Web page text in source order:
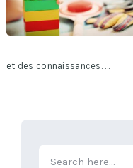
et des connaissances. …